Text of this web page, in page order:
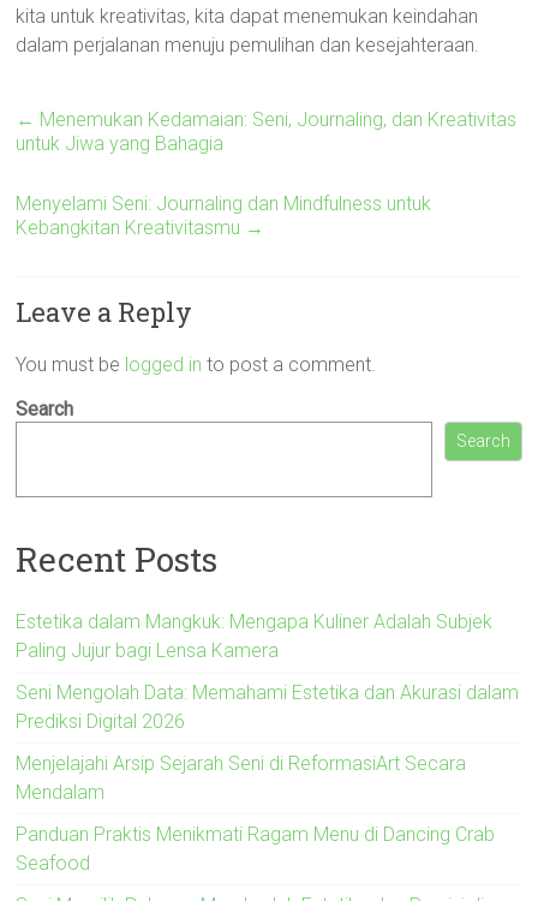
kita untuk kreativitas, kita dapat menemukan keindahan
dalam perjalanan menuju pemulihan dan kesejahteraan.
← Menemukan Kedamaian: Seni, Journaling, dan Kreativitas
untuk Jiwa yang Bahagia
Menyelami Seni: Journaling dan Mindfulness untuk
Kebangkitan Kreativitasmu →
Leave a Reply
You must be logged in to post a comment.
Search
Search
Recent Posts
Estetika dalam Mangkuk: Mengapa Kuliner Adalah Subjek
Paling Jujur bagi Lensa Kamera
Seni Mengolah Data: Memahami Estetika dan Akurasi dalam
Prediksi Digital 2026
Menjelajahi Arsip Sejarah Seni di ReformasiArt Secara
Mendalam
Panduan Praktis Menikmati Ragam Menu di Dancing Crab
Seafood